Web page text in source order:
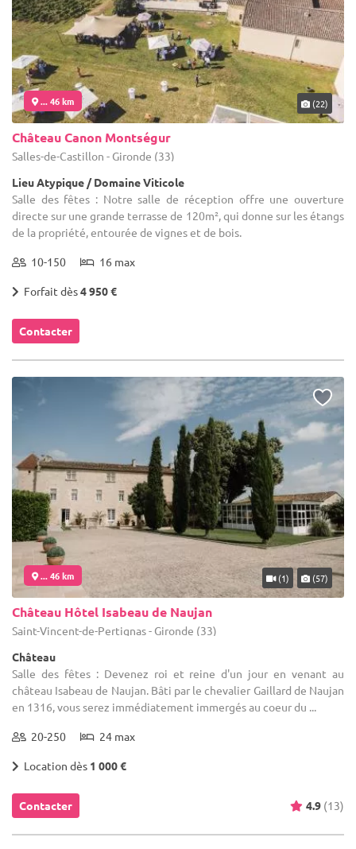
... 46 km (22)
Château Canon Montségur
Salles-de-Castillon - Gironde (33)
Lieu Atypique / Domaine Viticole
Salle des fêtes : Notre salle de réception offre une ouverture
directe sur une grande terrasse de 120m², qui donne sur les étangs
de la propriété, entourée de vignes et de bois.
10-150 16 max
Forfait dès4 950 €
Contacter
... 46 km (1) (57)
Château Hôtel Isabeau de Naujan
Saint-Vincent-de-Pertignas - Gironde (33)
Château
Salle des fêtes : Devenez roi et reine d'un jour en venant au
château Isabeau de Naujan. Bâti par le chevalier Gaillard de Naujan
en 1316, vous serez immédiatement immergés au coeur du ...
20-250 24 max
Location dès 1 000 €
Contacter 4.9 (13)